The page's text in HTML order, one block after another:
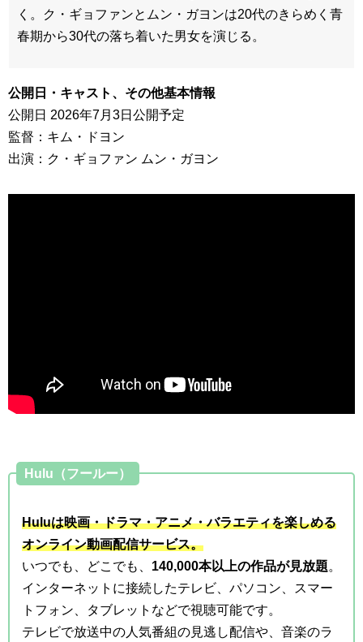
く。ク・ギョファンとムン・ガヨンは20代のきらめく青
春期から30代の落ち着いた男女を演じる。
公開日・キャスト、その他基本情報
公開日 2026年7月3日公開予定
監督：キム・ドヨン
出演：ク・ギョファン ムン・ガヨン
Hulu（フールー）
Huluは映画・ドラマ・アニメ・バラエティを楽しめる
オンライン動画配信サービス。
いつでも、どこでも、 140,000本以上の作品が見放題。
インターネットに接続したテレビ、パソコン、スマー
トフォン、タブレットなどで視聴可能です。
テレビで放送中の人気番組の見逃し配信や、音楽のラ